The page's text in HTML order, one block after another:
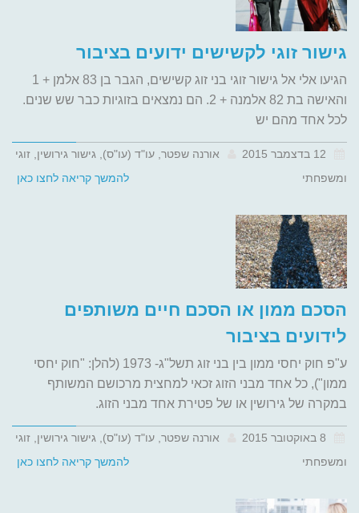
גישור זוגי לקשישים ידועים בציבור
הגיעו אלי אל גישור זוגי בני זוג קשישים, הגבר בן 83 אלמן + 1
והאישה בת 82 אלמנה + 2. הם נמצאים בזוגיות כבר שש שנים.
לכל אחד מהם יש
אורנה שפטר, עו"ד (עו"ס), גישור גירושין, זוגי
ומשפחתי
להמשך קריאה לחצו כאן
הסכם ממון או הסכם חיים משותפים
לידועים בציבור
ע"פ חוק יחסי ממון בין בני זוג תשל"ג- 1973 (להלן: "חוק יחסי
ממון"), כל אחד מבני הזוג זכאי למחצית מרכושם המשותף
במקרה של גירושין או של פטירת אחד מבני הזוג.
אורנה שפטר, עו"ד (עו"ס), גישור גירושין, זוגי
ומשפחתי
להמשך קריאה לחצו כאן